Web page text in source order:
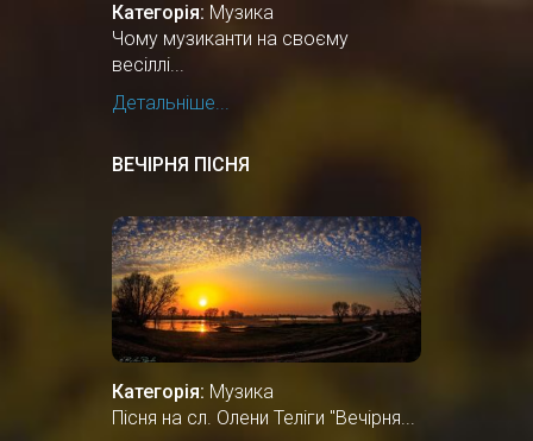
Категорія: Музика
Чому музиканти на своєму
весіллі...
Детальніше...
ВЕЧІРНЯ ПІСНЯ
Категорія: Музика
Пісня на сл. Олени Теліги "Вечірня...